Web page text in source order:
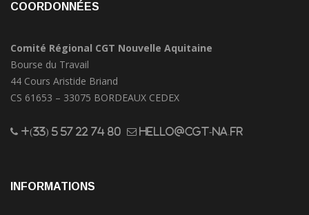
COORDONNÉES
Comité Régional CGT Nouvelle Aquitaine
Bourse du Travail
44 Cours Aristide Briand
CS 61653 – 33075 BORDEAUX CEDEX
+(33) 5 57 22 74 80 hello@cgt-na.fr
INFORMATIONS